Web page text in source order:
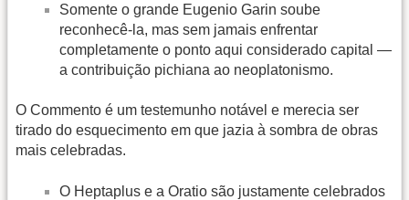
Somente o grande Eugenio Garin soube
reconhecê-la, mas sem jamais enfrentar
completamente o ponto aqui considerado capital —
a contribuição pichiana ao neoplatonismo.
O Commento é um testemunho notável e merecia ser
tirado do esquecimento em que jazia à sombra de obras
mais celebradas.
O Heptaplus e a Oratio são justamente celebrados